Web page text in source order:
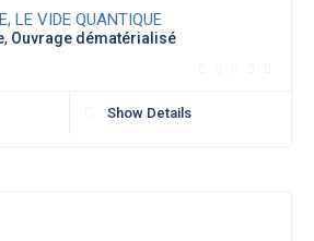
LE VIDE QUANTIQUE
, Ouvrage dématérialisé
Show Details